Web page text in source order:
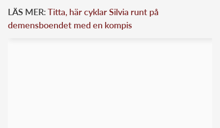
LÄS MER:Titta, här cyklar Silvia runt på
demensboendet med en kompis